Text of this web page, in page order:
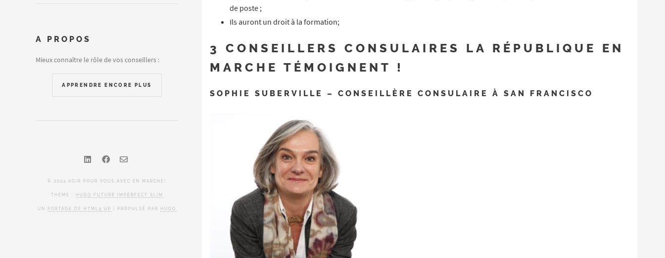
de poste ;
Ils auront un droit à la formation;
3 CONSEILLERS CONSULAIRES LA RÉPUBLIQUE EN
MARCHE TÉMOIGNENT !
SOPHIE SUBERVILLE – CONSEILLÈRE CONSULAIRE À SAN FRANCISCO
A PROPOS
Mieux connaître le rôle de vos conseillers :
APPRENDRE ENCORE PLUS
© 2024 AGIR POUR VOUS AVEC EN MARCHE!
THÈME : HUGO FUTURE IMPERFECT SLIM
UN PORTAGE DE HTML5 UP | PROPULSÉ PAR HUGO